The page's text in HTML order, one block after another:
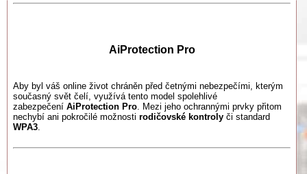
AiProtection Pro
Aby byl váš online život chráněn před četnými nebezpečími, kterým
současný svět čelí, využívá tento model spolehlivé
zabezpečení AiProtection Pro. Mezi jeho ochrannými prvky přitom
nechybí ani pokročilé možnosti rodičovské kontroly či standard
WPA3.